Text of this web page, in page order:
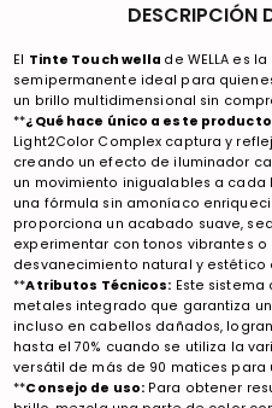
DESCRIPCIÓN
El Tinte Touch wella de WELLA es
semipermanente ideal para
un brillo multidimensional sin
**¿Qué hace único a este
Light2Color Complex captura y
creando un efecto de iluminador
un movimiento inigualables a cada
una fórmula sin amoníaco
proporciona un acabado suave,
experimentar con tonos vibrantes
desvanecimiento natural y estético
**Atributos Técnicos: Este
metales integrado que garantiza
incluso en cabellos dañados,
hasta el 70% cuando se utiliza la
versátil de más de 90 matices
**Consejo de uso: Para obtener